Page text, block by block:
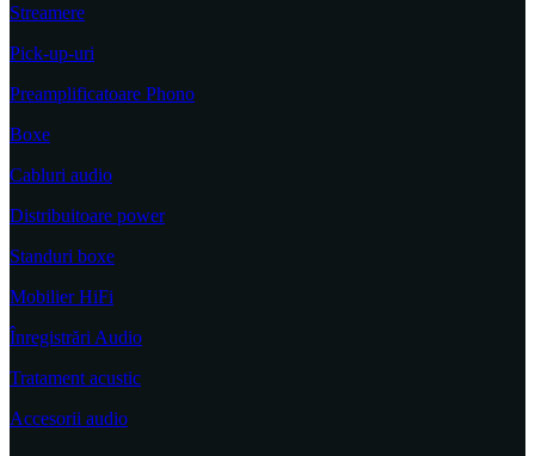
Streamere
Pick-up-uri
Preamplificatoare Phono
Boxe
Cabluri audio
Distribuitoare power
Standuri boxe
Mobilier HiFi
Înregistrări Audio
Tratament acustic
Accesorii audio